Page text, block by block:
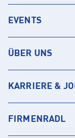
EVENTS
ÜBER UNS
KARRIERE &
FIRMENRADL